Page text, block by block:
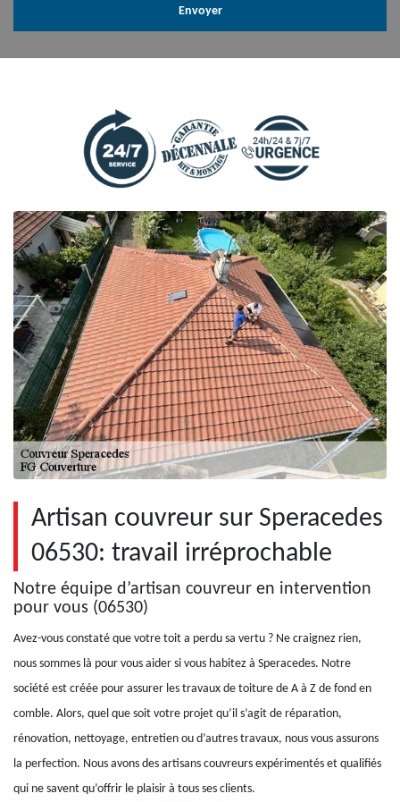
Artisan couvreur sur Speracedes
06530: travail irréprochable
Notre équipe d’artisan couvreur en intervention
pour vous (06530)
Avez-vous constaté que votre toit a perdu sa vertu ? Ne craignez rien,
nous sommes là pour vous aider si vous habitez à Speracedes. Notre
société est créée pour assurer les travaux de toiture de A à Z de fond en
comble. Alors, quel que soit votre projet qu’il s’agit de réparation,
rénovation, nettoyage, entretien ou d’autres travaux, nous vous assurons
la perfection. Nous avons des artisans couvreurs expérimentés et qualifiés
qui ne savent qu’offrir le plaisir à tous ses clients.